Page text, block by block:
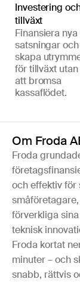
Investering
tillväxt
Finansiera nya
satsningar och
skapa
för tillväxt utan
att bromsa
kassaflödet.
Om Froda
Froda
och effektiv för
förverkliga
teknisk
Froda kortat
minuter – och
snabb, rättvis